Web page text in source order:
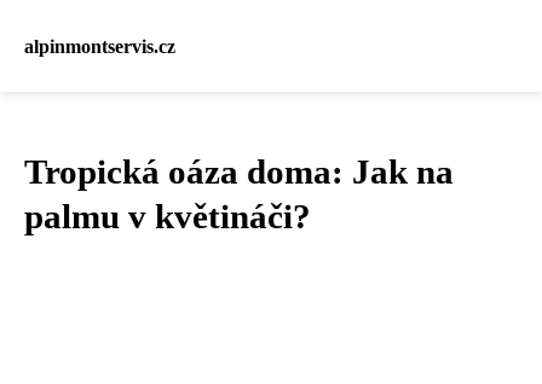
alpinmontservis.cz
Tropická oáza doma: Jak na
palmu v květináči?